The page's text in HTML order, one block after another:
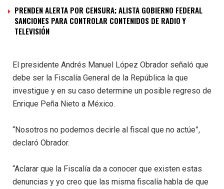
PRENDEN ALERTA POR CENSURA; ALISTA GOBIERNO FEDERAL
SANCIONES PARA CONTROLAR CONTENIDOS DE RADIO Y
TELEVISIÓN
El presidente Andrés Manuel López Obrador señaló que
debe ser la Fiscalía General de la República la que
investigue y en su caso determine un posible regreso de
Enrique Peña Nieto a México.
“Nosotros no podemos decirle al fiscal que no actúe”,
declaró Obrador.
“Aclarar que la Fiscalía da a conocer que existen estas
denuncias y yo creo que las misma fiscalía habla de que